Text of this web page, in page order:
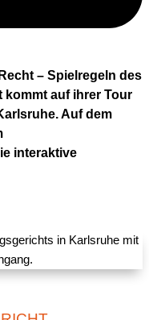
– Spielregeln des
kommt auf ihrer Tour
Auf dem
interaktive